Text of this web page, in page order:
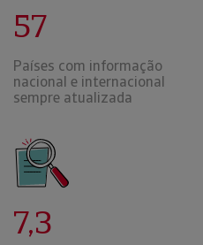
57
Países com informação
nacional e internacional
sempre atualizada
7,3